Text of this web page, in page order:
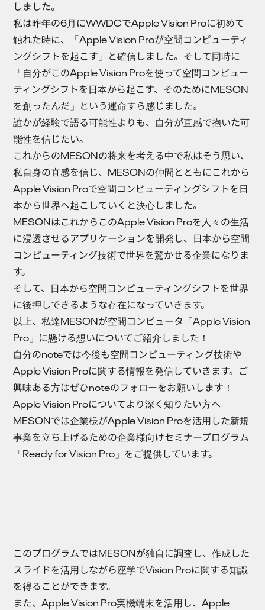
しました。
私は昨年の6月にWWDCでApple Vision Proに初めて
触れた時に、「Apple Vision Proが空間コンピューティ
ングシフトを起こす」と確信しました。そして同時に
「自分がこのApple Vision Proを使って空間コンピュー
ティングシフトを日本から起こす、そのためにMESON
を創ったんだ」という運命すら感じました。
誰かが経験で語る可能性よりも、自分が直感で抱いた可
能性を信じたい。
これからのMESONの将来を考える中で私はそう思い、
私自身の直感を信じ、MESONの仲間とともにこれから
Apple Vision Proで空間コンピューティングシフトを日
本から世界へ起こしていくと決心しました。
MESONはこれからこのApple Vision Proを人々の生活
に浸透させるアプリケーションを開発し、日本から空間
コンピューティング技術で世界を驚かせる企業になりま
す。
そして、日本から空間コンピューティングシフトを世界
に後押しできるような存在になっていきます。
以上、私達MESONが空間コンピュータ「Apple Vision
Pro」に懸ける想いについてご紹介しました！
自分のnoteでは今後も空間コンピューティング技術や
Apple Vision Proに関する情報を発信していきます。ご
興味ある方はぜひnoteのフォローをお願いします！
Apple Vision Proについてより深く知りたい方へ
MESONでは企業様がApple Vision Proを活用した新規
事業を立ち上げるための企業様向けセミナープログラム
「Ready for Vision Pro」をご提供しています。
このプログラムではMESONが独自に調査し、作成した
スライドを活用しながら座学でVision Proに関する知識
を得ることができます。
また、Apple Vision Pro実機端末を活用し、Apple